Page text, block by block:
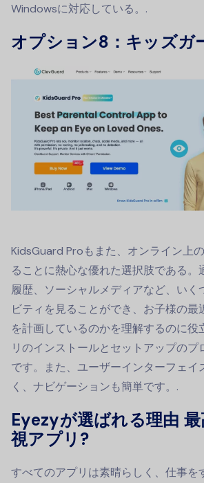
Windowsに対応している。.
オプション8：キッズガ
KidsGuard Proもまた、オンライン上
ることに熱心な優れた選択肢である。
履歴、ソーシャルメディアなど、いく
ビティを見ることができ、お子様の最
を計画しているのかを理解するのに役
リのインストールとセットアップのプ
です。また、ユーザーインターフェイ
く、ナビゲーションも簡単です。.
Eyezyが選ばれる理由
視アプリ ?
すべてのアプリは素晴らしく、仕事を